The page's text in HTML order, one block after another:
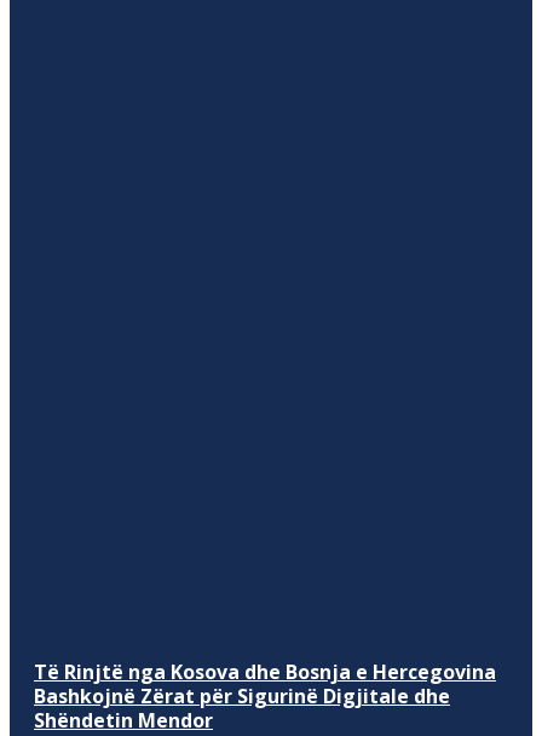
Të Rinjtë nga Kosova dhe Bosnja e Hercegovina
Bashkojnë Zërat për Sigurinë Digjitale dhe
Shëndetin Mendor